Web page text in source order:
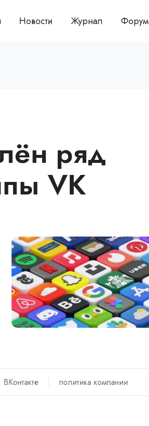
Новости Журнал Форум
ряд
VK
ВКонтакте политика компании